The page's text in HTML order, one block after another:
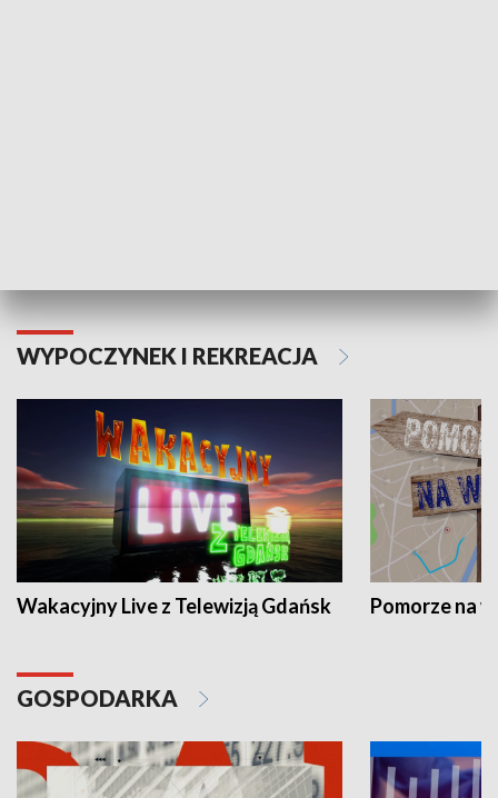
WYPOCZYNEK I REKREACJA
Wakacyjny Live z Telewizją Gdańsk Pomorze na
GOSPODARKA